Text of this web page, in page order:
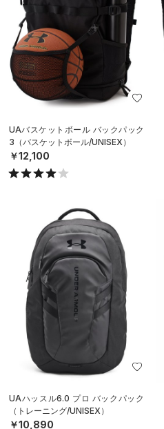
UAバスケットボール バックパック
3（バスケットボール/UNISEX）
￥12,100
UAハッスル6.0 プロ バックパック
（トレーニング/UNISEX）
￥10,890